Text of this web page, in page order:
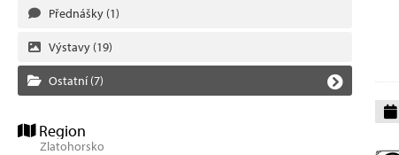
Přednášky (1)
Výstavy (19)
Ostatní(7)
Region
Zlatohorsko